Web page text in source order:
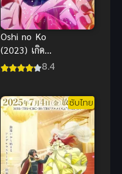
Oshi no Ko
(2023) เกิด
ใหม่เป็นลูกโอ
8.4
ซับไทย